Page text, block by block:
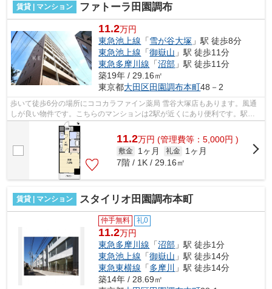
賃貸 | マンション ファトーラ田園調布
11.2万円
東急池上線 「雪が谷大塚 」駅 徒歩8分
東急池上線 「御嶽山 」駅 徒歩11分
東急多摩川線 「沼部 」駅 徒歩11分
築19年 / 29.16㎡
東京都大田区田園調布本町48－2
歩いて徒歩6分の場所にココカラファイン薬局 雪谷大塚店もあります。風通
しが良い物件です。こちらのマンションは2駅が近くにあり便利です。駅か
ら徒歩8分の物件なら、駅前のお買い物...
11.2万円 (管理費等：5,000円 )
敷金 1ヶ月 礼金
1ヶ月
7階 / 1K / 29.16㎡
賃貸 | マンション スタイリオ田園調布本町
仲手無料 礼0
11.2万円
東急多摩川線 「沼部 」駅 徒歩1分
東急池上線 「御嶽山 」駅 徒歩14分
東急東横線 「多摩川
」駅 徒歩14分
築14年 / 28.69㎡